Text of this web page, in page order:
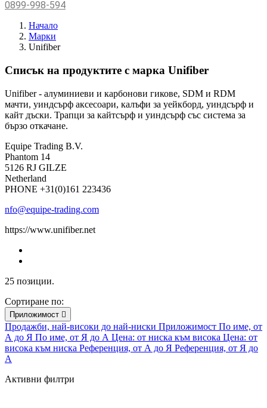
0899-998-594
Начало
Марки
Unifiber
Списък на продуктите с марка Unifiber
Unifiber - алуминиеви и карбонови гикове, SDM и RDM
мачти, уиндсърф аксесоари, калъфи за уейкборд, уиндсърф и
кайт дъски. Трапци за кайтсърф и уиндсърф със система за
бързо откачане.
Equipe Trading B.V.
Phantom 14
5126 RJ GILZE
Netherland
PHONE +31(0)161 223436
nfo@equipe-trading.com
https://www.unifiber.net
25 позиции.
Сортиране по:
Приложимост 
Продажби, най-високи до най-ниски Приложимост По име, от
А до Я По име, от Я до А Цена: от ниска към висока Цена: от
висока към ниска Референция, от А до Я Референция, от Я до
А
Активни филтри